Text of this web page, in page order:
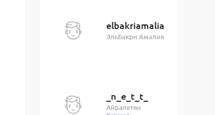
elbakriamalia
ЭльБакри Амалия
_n_e_t_t_
Айрапетян